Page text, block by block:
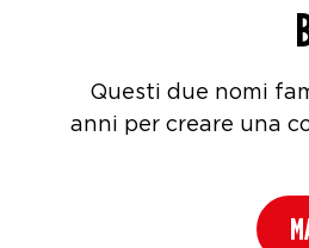
Questi due nomi
anni per creare una